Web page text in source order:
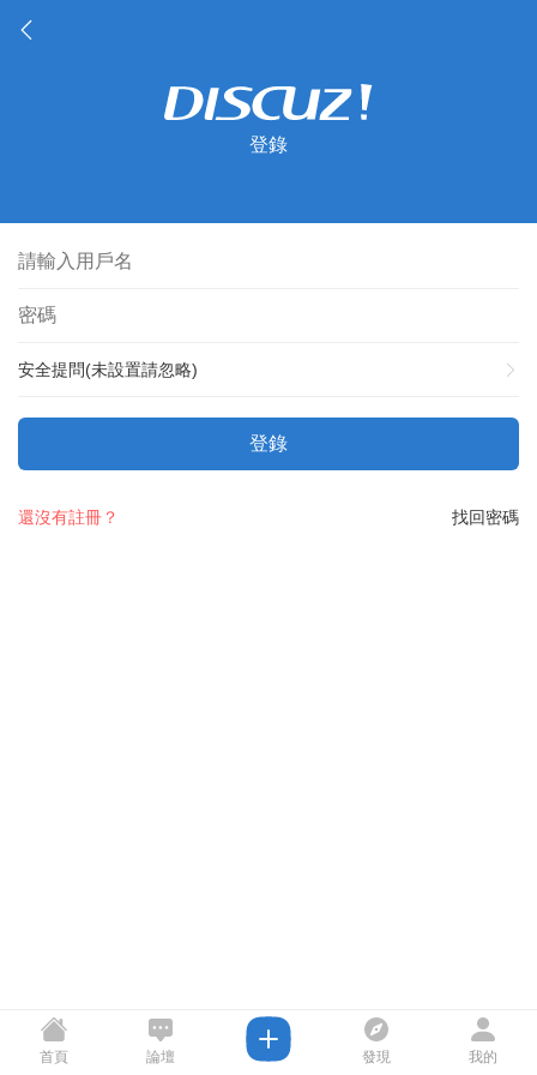
登錄
安全提問(未設置請忽略)
登錄
找回密碼
還沒有註冊？
首頁 論壇 發現 我的